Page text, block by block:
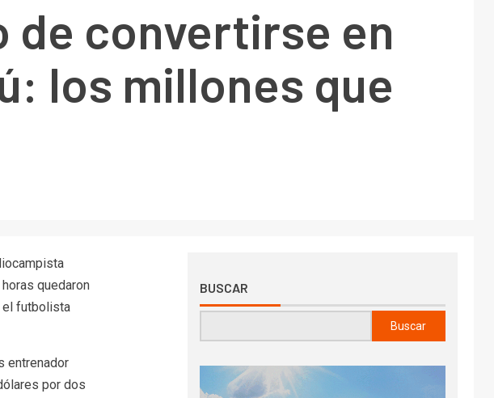
de convertirse en
los millones que
quedaron
el futbolista
entrenador
por dos
BUSCAR
Buscar